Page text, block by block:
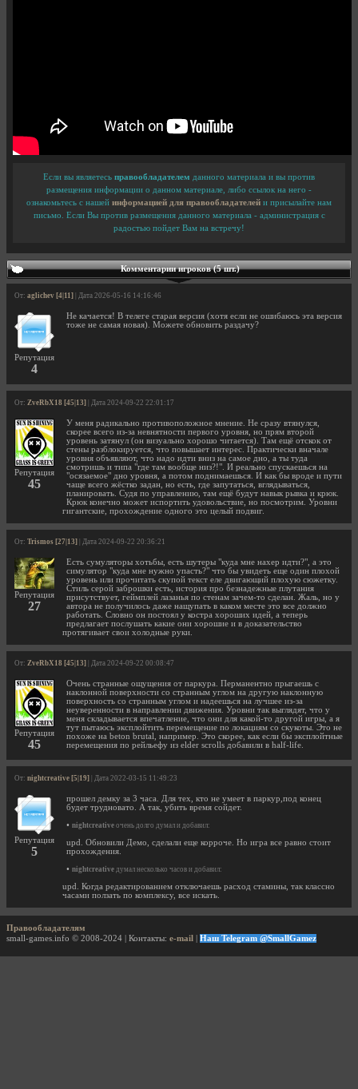
Если вы являетесь правообладателем данного материала и вы против
размещения информации о данном материале, либо ссылок на него -
ознакомьтесь с нашей информацией для правообладателей и присылайте нам
письмо. Если Вы против размещения данного материала - администрация с
радостью пойдет Вам на встречу!
Комментарии игроков (5 шт.)
От: aglichev [4|11] | Дата 2026-05-16 14:16:46
Репутация
4
Не качается! В телеге старая версия (хотя если не ошибаюсь эта версия
тоже не самая новая). Можете обновить раздачу?
От: ZveRbX18 [45|13] | Дата 2024-09-22 22:01:17
Репутация
45
У меня радикально противоположное мнение. Не сразу втянулся,
скорее всего из-за невнятности первого уровня, но прям второй
уровень затянул (он визуально хорошо читается). Там ещё отскок от
стены разблокируется, что повышает интерес. Практически вначале
уровня объявляют, что надо идти вниз на самое дно, а ты туда
смотришь и типа "где там вообще низ?!". И реально спускаешься на
"осязаемое" дно уровня, а потом поднимаешься. И как бы вроде и пути
чаще всего жёстко задан, но есть, где запутаться, вглядываться,
планировать. Судя по управлению, там ещё будут навык рывка и крюк.
Крюк конечно может испортить удовольствие, но посмотрим. Уровни
гигантские, прохождение одного это целый подвиг.
От: Trismos [27|13] | Дата 2024-09-22 20:36:21
Репутация
27
Есть сумуляторы хотьбы, есть шутеры "куда мне нахер идти?", а это
симулятор "куда мне нужно упасть?" что бы увидеть еще один плохой
уровень или прочитать скупой текст еле двигающий плохую сюжетку.
Стиль серой заброшки есть, история про безнадежные плутания
присутствует, геймплей лазанья по стенам зачем-то сделан. Жаль, но у
автора не получилось даже нащупать в каком месте это все должно
работать. Словно он постоял у костра хороших идей, а теперь
предлагает послушать какие они хорошие и в доказательство
протягивает свои холодные руки.
От: ZveRbX18 [45|13] | Дата 2024-09-22 00:08:47
Репутация
45
Очень странные ощущения от паркура. Перманентно прыгаешь с
наклонной поверхности со странным углом на другую наклонную
поверхность со странным углом и надеешься на лучшее из-за
неуверенности в направлении движения. Уровни так выглядят, что у
меня складывается впечатление, что они для какой-то другой игры, а я
тут пытаюсь эксплойтить перемещение по локациям со скукоты. Это не
похоже на beton brutal, например. Это скорее, как если бы эксплойтные
перемещения по рейльефу из elder scrolls добавили в half-life.
От: nightcreative [5|19] | Дата 2022-03-15 11:49:23
Репутация
5
прошел демку за 3 часа. Для тех, кто не умеет в паркур,под конец
будет трудновато. А так, убить время сойдет.
• nightcreative очень долго думал и добавил:
upd. Обновили Демо, сделали еще корроче. Но игра все равно стоит
прохождения.
• nightcreative думал несколько часов и добавил:
upd. Когда редактированием отключаешь расход стамины, так классно
часами ползать по комплексу, все искать.
Правообладателям
small-games.info © 2008-2024 | Контакты: e-mail Наш Telegram @SmallGamez